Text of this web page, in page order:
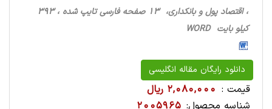
، اقتصاد پول و بانکداری، 13 صفحه فارسی تایپ شده ، 393
کیلو بایت WORD
دانلود رایگان مقاله انگلیسی
قیمت : 2,080,000 ریال
شناسه محصول: 2005965